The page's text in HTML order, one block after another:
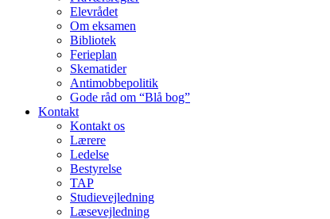
Elevrådet
Om eksamen
Bibliotek
Ferieplan
Skematider
Antimobbepolitik
Gode råd om “Blå bog”
Kontakt
Kontakt os
Lærere
Ledelse
Bestyrelse
TAP
Studievejledning
Læsevejledning